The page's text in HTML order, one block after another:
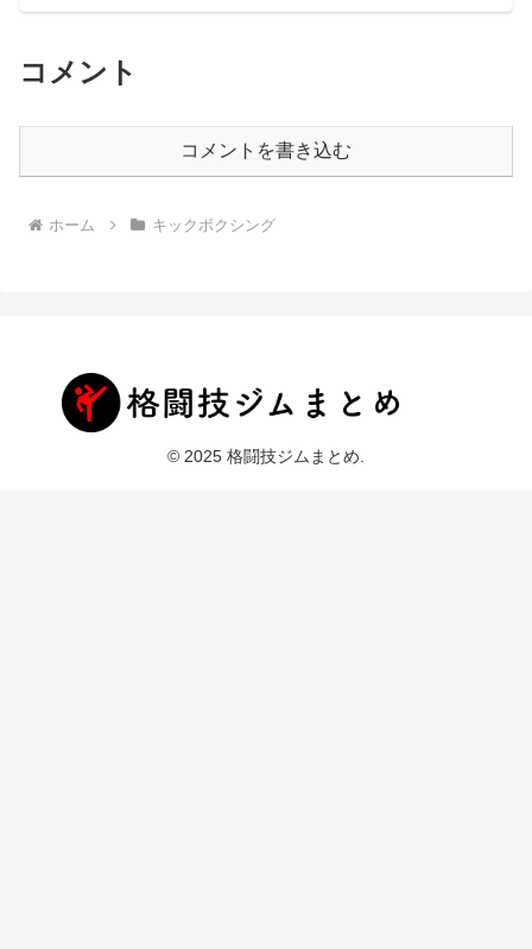
コメント
コメントを書き込む
ホーム キックボクシング
© 2025 格闘技ジムまとめ.